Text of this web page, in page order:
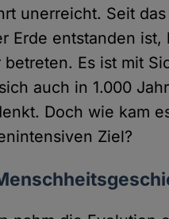
unerreicht. Seit
Erde entstanden
Es ist mit
auch in 1.000
Doch wie kam
Ziel?